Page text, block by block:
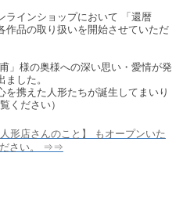
ラインショップにおいて 「還暦
作品の取り扱いを開始させていただ
」様の奥様への深い思い・愛情が発
した。
携えた人形たちが誕生してまいり
ください）
形店さんのこと】 もオープンいた
ださい。 ⇒⇒